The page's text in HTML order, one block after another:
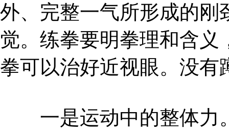
外、完整一气所形成的刚
觉。练拳要明拳理和含
拳可以治好近视眼。没有
一是运动中的整体力